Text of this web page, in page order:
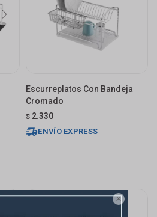

Escurreplatos Con Bandeja
Cromado
$ 2.330
ENVÍO EXPRESS